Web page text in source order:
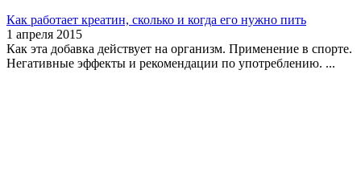
Как работает креатин, сколько и когда его нужно пить
1 апреля 2015
Как эта добавка действует на организм. Применение в спорте.
Негативные эффекты и рекомендации по употреблению. ...